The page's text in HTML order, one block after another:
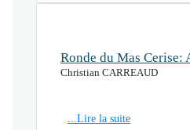
Ronde du Mas Cerise:
Christian CARREAUD
...Lire la suite